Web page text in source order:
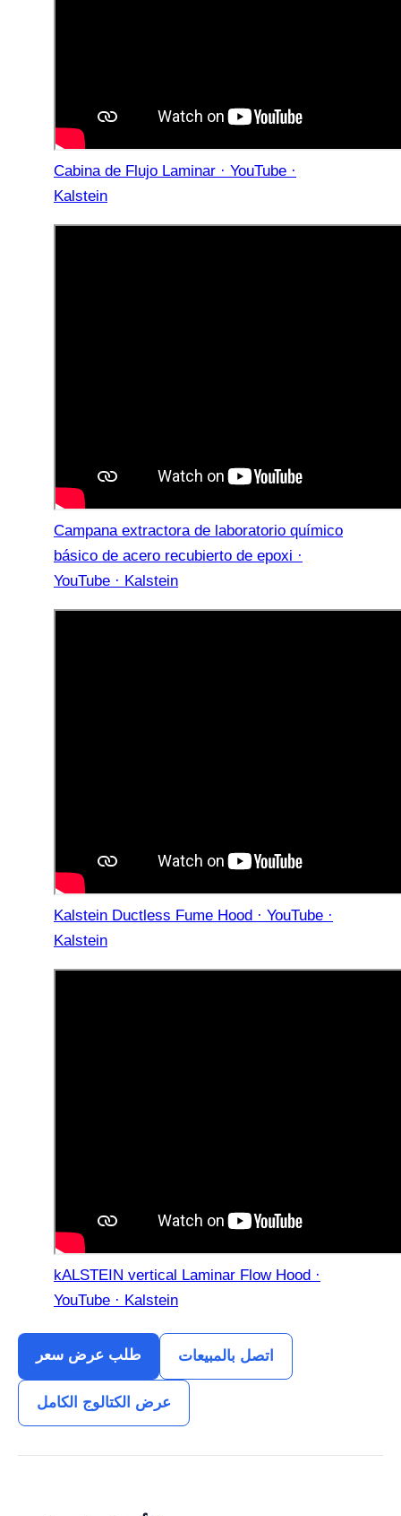
Cabina de Flujo Laminar · YouTube ·
Kalstein
Campana extractora de laboratorio químico
básico de acero recubierto de epoxi ·
YouTube · Kalstein
Kalstein Ductless Fume Hood · YouTube ·
Kalstein
kALSTEIN vertical Laminar Flow Hood ·
YouTube · Kalstein
طلب عرض سعر اتصل بالمبيعات
عرض الكتالوج الكامل